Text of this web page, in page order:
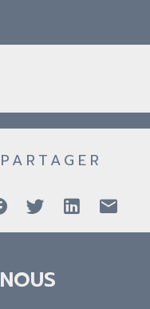
PARTAGER
NOUS